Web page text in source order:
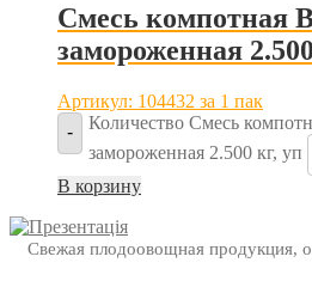
Смесь компотная
замороженная
Артикул: 104432 за 1 пак
-
Количество Смесь
замороженная 2.500 кг, уп
В корзину
Свежая плодоовощная продукция,